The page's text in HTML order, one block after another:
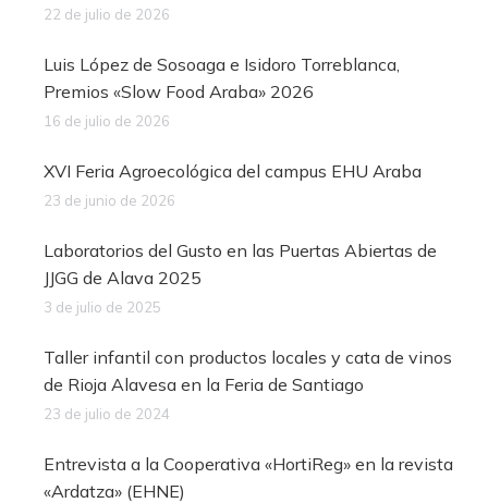
22 de julio de 2026
Luis López de Sosoaga e Isidoro Torreblanca,
Premios «Slow Food Araba» 2026
16 de julio de 2026
XVI Feria Agroecológica del campus EHU Araba
23 de junio de 2026
Laboratorios del Gusto en las Puertas Abiertas de
JJGG de Alava 2025
3 de julio de 2025
Taller infantil con productos locales y cata de vinos
de Rioja Alavesa en la Feria de Santiago
23 de julio de 2024
Entrevista a la Cooperativa «HortiReg» en la revista
«Ardatza» (EHNE)